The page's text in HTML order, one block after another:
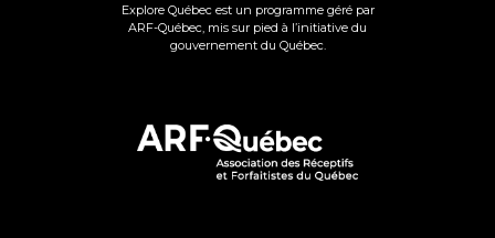
Explore Québec est un programme géré par
ARF-Québec, mis sur pied à l’initiative du
gouvernement du Québec.